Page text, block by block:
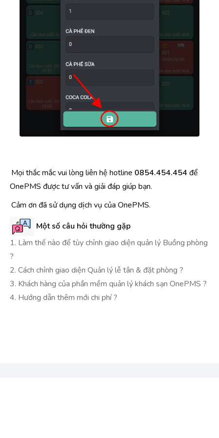
Mọi thắc mắc vui lòng liên hệ hotline 0854.454.454để
OnePMS được tư vấn và giải đáp giúp bạn.
Cảm ơn đã sử dụng dịch vụ của OnePMS.
Một số câu hỏi thường gặp
1. Làm thế nào để tùy chỉnh giao diện quản lý Buồng phòng
?
2. Cách chỉnh giao diện Quản lý lễ tân & đặt phòng ?
3. Khách hàng của phần mềm quản lý khách sạn OnePMS ?
4. Hướng dẫn thêm mới chi phí ?